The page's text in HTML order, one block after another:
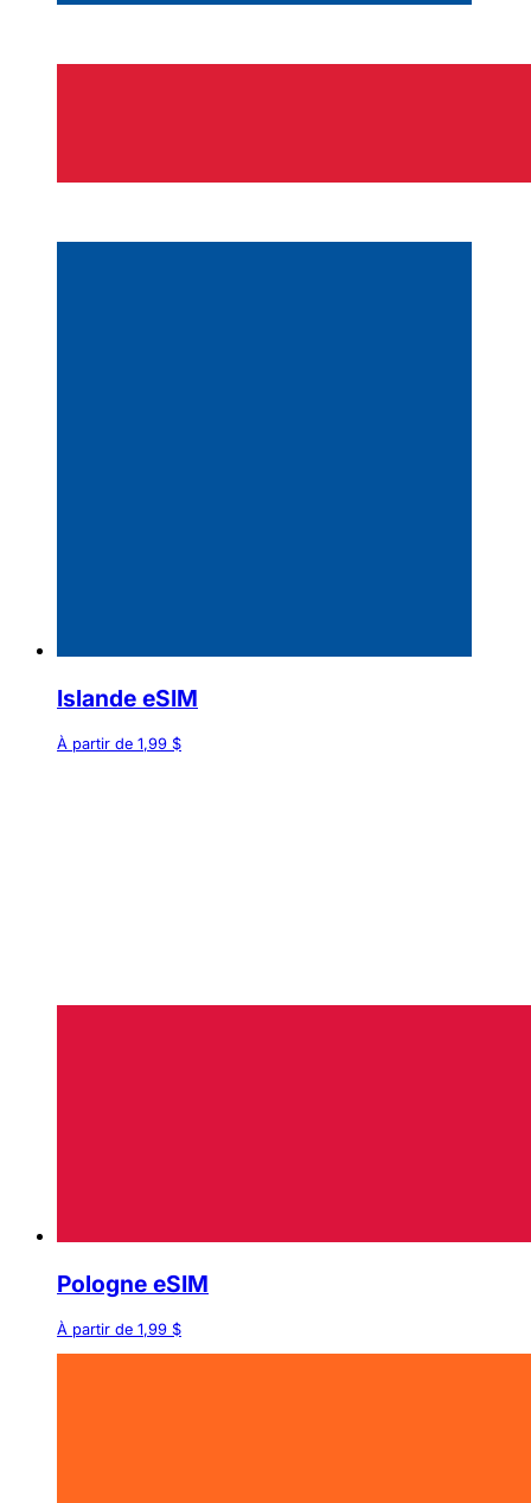
Islande eSIM
À partir de 1,99 $
Pologne eSIM
À partir de 1,99 $